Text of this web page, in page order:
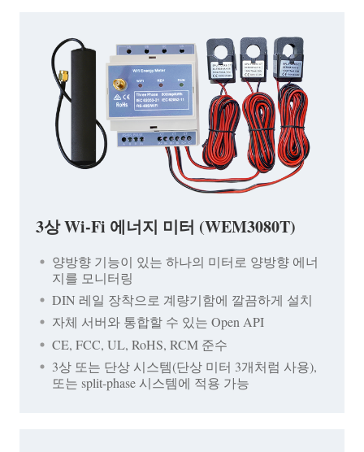
3상 Wi-Fi 에너지 미터 (WEM3080T)
양방향 기능이 있는 하나의 미터로 양방향 에너
지를 모니터링
DIN 레일 장착으로 계량기함에 깔끔하게 설치
자체 서버와 통합할 수 있는 Open API
CE, FCC, UL, RoHS, RCM 준수
3상 또는 단상 시스템(단상 미터 3개처럼 사용),
또는 split-phase 시스템에 적용 가능